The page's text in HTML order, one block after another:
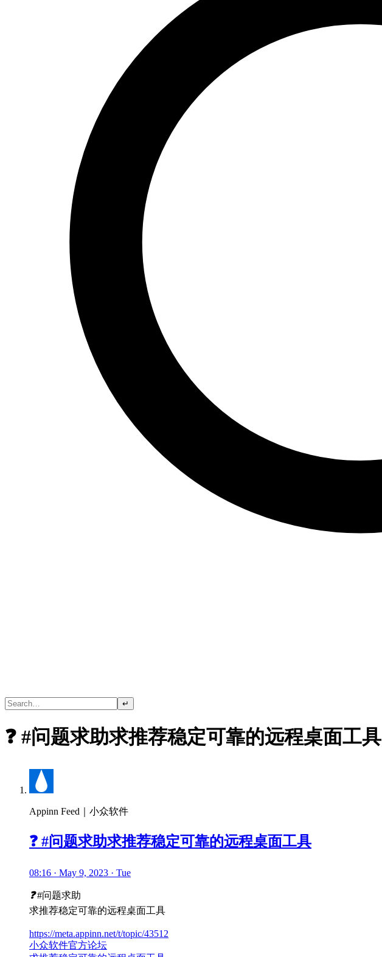
↵
❓ #问题求助求推荐稳定可靠的远程桌面工具
Appinn Feed｜小众软件
❓ #问题求助求推荐稳定可靠的远程桌面工具
08:16 · May 9, 2023 · Tue
❓#问题求助
求推荐稳定可靠的远程桌面工具
https://meta.appinn.net/t/topic/43512
小众软件官方论坛